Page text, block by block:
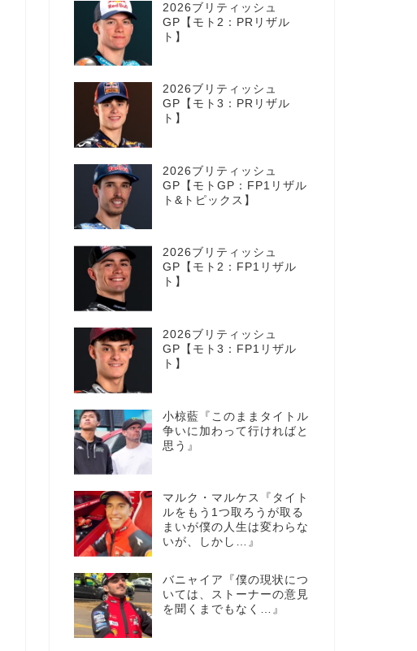
2026ブリティッシュ
GP【モト2：PRリザル
ト】
2026ブリティッシュ
GP【モト3：PRリザル
ト】
2026ブリティッシュ
GP【モトGP：FP1リザル
ト&トピックス】
2026ブリティッシュ
GP【モト2：FP1リザル
ト】
2026ブリティッシュ
GP【モト3：FP1リザル
ト】
小椋藍『このままタイトル
争いに加わって行ければと
思う』
マルク・マルケス『タイト
ルをもう1つ取ろうが取る
まいが僕の人生は変わらな
いが、しかし…』
バニャイア『僕の現状につ
いては、ストーナーの意見
を聞くまでもなく…』